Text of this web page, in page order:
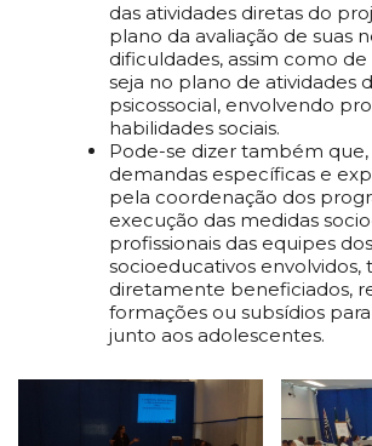
das atividades diretas do
plano da avaliação de suas
dificuldades, assim como de
seja no plano de atividades
psicossocial, envolvendo
habilidades sociais.
Pode-se dizer também
demandas específicas e
pela coordenação dos
execução das medidas
profissionais das equipes
socioeducativos
diretamente beneficiados,
formações ou subsídios
junto aos adolescentes.